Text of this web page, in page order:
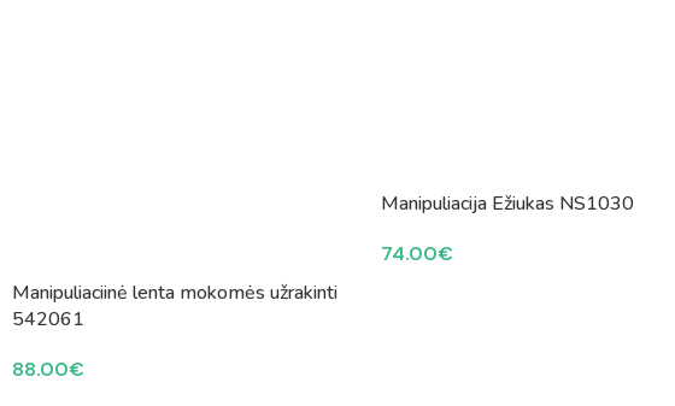
Manipuliaciinė lenta mokomės užrakinti
542061
88.00€
Manipuliacija Ežiukas NS1030
74.00€